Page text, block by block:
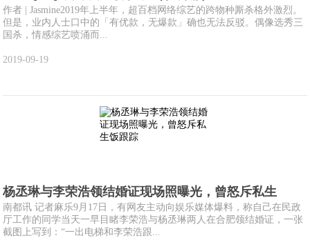
作者 | Jasmine2019年上半年，超百档网络综艺的跨物种厮杀格外激烈。
但是，业内人士口中的「有优款，无爆款」确也无法反驳。偶像选秀三
国杀，情感综艺喷涌而...
2019-09-19
杨丞琳与李荣浩领结婚证现场照曝光，曾怒斥私生
南都讯 记者麻乐9月17日，有网友主动向娱乐媒体爆料，称自己在民政
厅工作的同学当天一早目睹李荣浩与杨丞琳两人在合肥领结婚证，一张
截图上写到：“一出电梯和李荣浩跟...